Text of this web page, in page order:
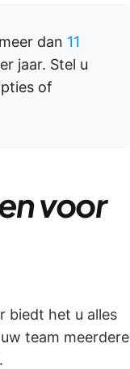
dan 11
jaar. Stel u
of
voor
biedt het u alles
team meerdere